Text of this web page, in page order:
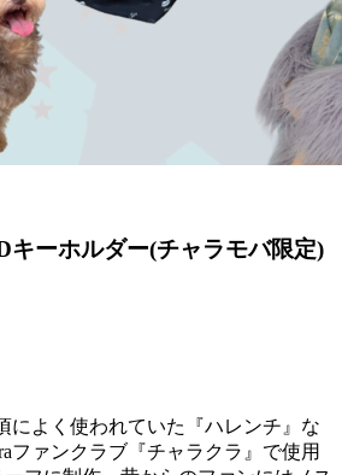
キーホルダー(チャラモバ限定)
によく使われていた『ハレンチ』な
ファンクラブ『チャラクラ』で使用